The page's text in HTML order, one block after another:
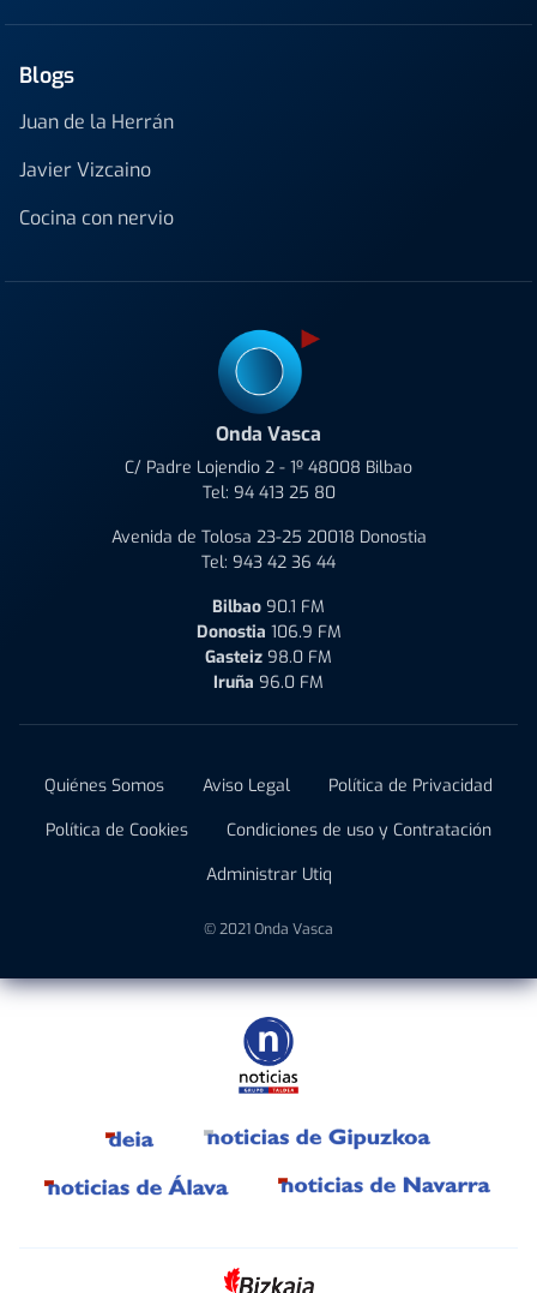
Blogs
Juan de la Herrán
Javier Vizcaino
Cocina con nervio
Onda Vasca
C/ Padre Lojendio 2 - 1º 48008 Bilbao
Tel: 94 413 25 80
Avenida de Tolosa 23-25 20018 Donostia
Tel: 943 42 36 44
Bilbao 90.1 FM
Donostia 106.9 FM
Gasteiz 98.0 FM
Iruña 96.0 FM
Quiénes Somos Aviso Legal
Política de Privacidad
Política de Cookies
Condiciones de uso y Contratación
Administrar Utiq
© 2021 Onda Vasca